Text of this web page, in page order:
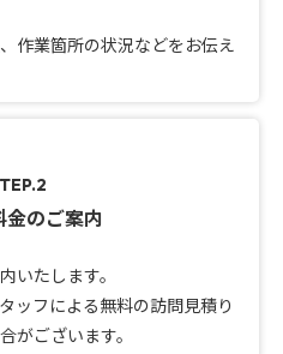
作業箇所の状況などをお伝え
金のご案内
いたします。
ッフによる無料の訪問見積り
がございます。